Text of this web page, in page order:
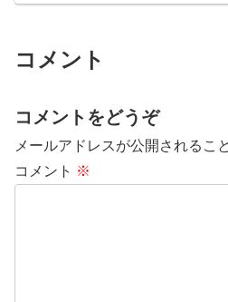
コメント
コメントをどうぞ
メールアドレスが公開されるこ
コメント ※